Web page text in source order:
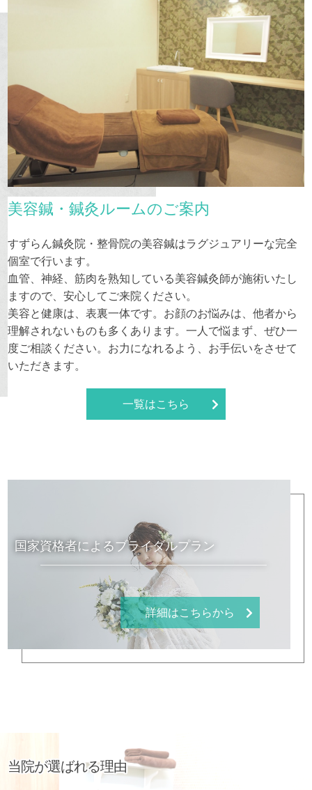
美容鍼・鍼灸ルームのご案内
すずらん鍼灸院・整骨院の美容鍼はラグジュアリーな完全
個室で行います。
血管、神経、筋肉を熟知している美容鍼灸師が施術いたし
ますので、安心してご来院ください。
美容と健康は、表裏一体です。お顔のお悩みは、他者から
理解されないものも多くあります。一人で悩まず、ぜひ一
度ご相談ください。お力になれるよう、お手伝いをさせて
いただきます。
一覧はこちら
国家資格者によるブライダルプラン
詳細はこちらから
当院が選ばれる理由